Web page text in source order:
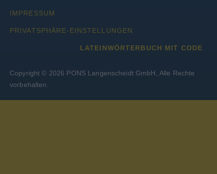
IMPRESSUM
PRIVATSPHÄRE-EINSTELLUNGEN
LATEINWÖRTERBUCH MIT CODE
Copyright © 2026 PONS Langenscheidt GmbH, Alle Rechte
vorbehalten.